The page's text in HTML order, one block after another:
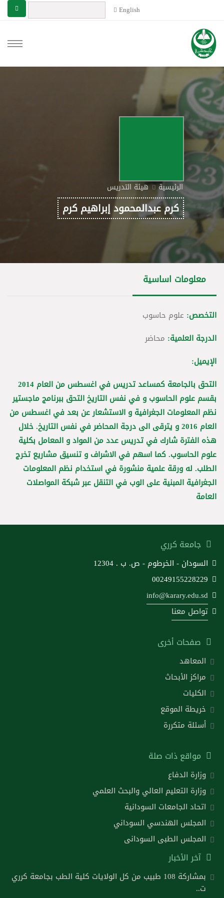
English
الرئيسية هيئة التدريس
كرم عبدالمحمود إبراهيم كرم
معلومات اساسية
التخصص: علوم حاسوب
الدرجة العلمية: محاضر
الإيميل:
التحق بالجامعة كمساعد تدريس في اغسطس من العام 2014
بقسم علوم الحاسوب و في نفس التاريخ التحق ببرنامج ماجستير
نظم المعلومات الجغرافية و الاستشعار عن بعد في اغسطس من
العام 2016 و يترقى الى درجة المحاضر في نفس التاريخ. خلال
هذه الفترة شارك في تدريس عدد من المواد و المعامل بكلية
علوم الحاسوب. كما اسهم في الاشراف و تنسيق مشاريع تخرج
الطلب. له ورقة علمية منشورة في استخدام نظم المعلومات
الجغرافية المبنية على الوب في التنقل عبر شبكة المواصلات
العامة
جامعة كرري
السودان - الخرطوم - ص. ب . 12304
00249155228229
info@karary.edu.sd
تواصل معنا
صفحات أخرى
المعاهد
مراكز الأبحاث
الكليات
خريطة الموقع
أسئلة متكررة
مواقع ذات صلة
وزارة الدفاع
وزارة التعليم العالي والبحث العلمي
اتحاد الجامعات السودانية
المجلس الهندسي السوداني
المجلس الطبى السودانى
آخر الأخبار
بمشاركة 108 طبيب من كل الولايات كلية الطب بجامعة كرري
ت..